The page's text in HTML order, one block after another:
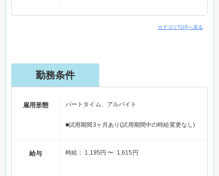
◆ピアス、ファッションタトゥーOK
☆生活支援員、障がい者支援員、訪問介護の経験が
☆デイサービス、グループホームでの勤務経験があ
方
カテゴリTOPへ戻る
勤務条件
雇用形態 パートタイム、アルバイト
■試用期間3ヶ月あり(試用期間中の時給変更なし)
給与 時給： 1,195円 〜 1,615円